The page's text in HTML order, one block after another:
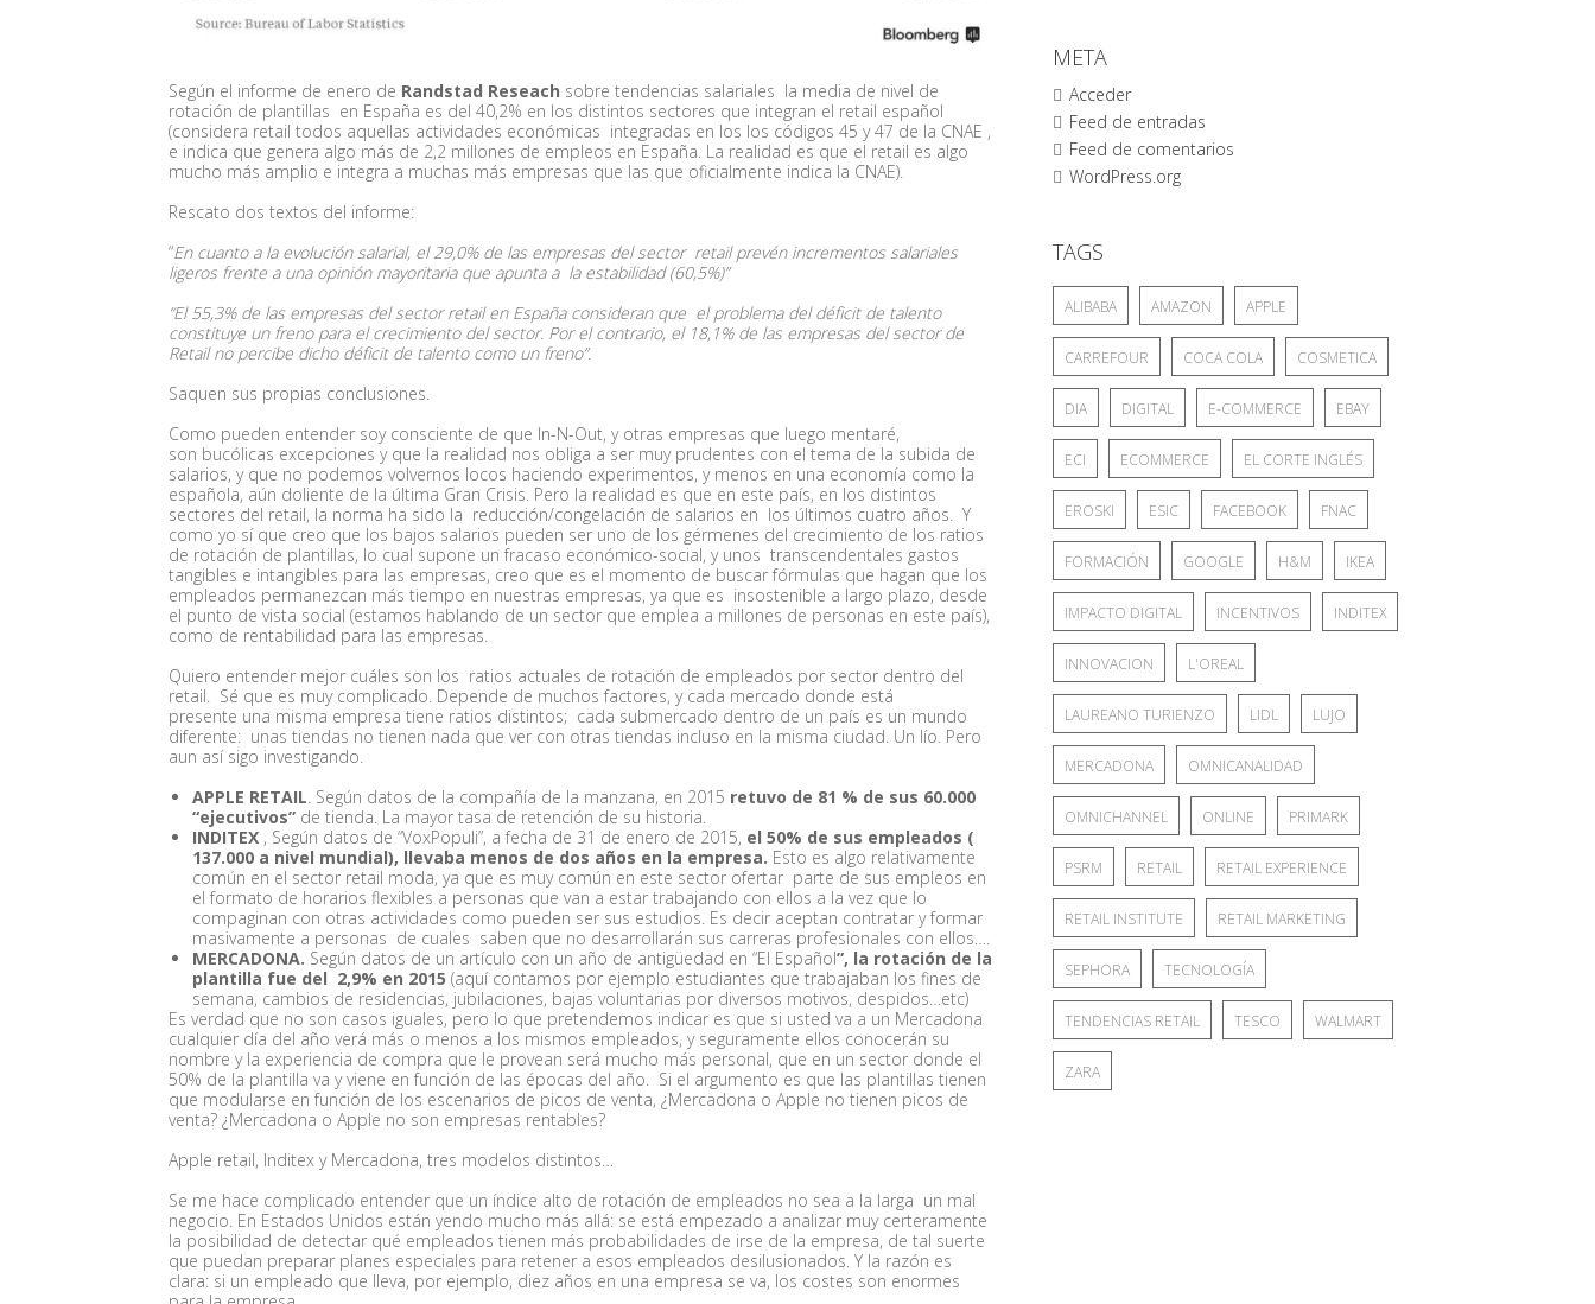
Según el informe de enero de Randstad Reseach sobre tendencias salariales la media de nivel de
rotación de plantillas en España es del 40,2% en los distintos sectores que integran el retail español
(considera retail todos aquellas actividades económicas integradas en los los códigos 45 y 47 de la CNAE ,
e indica que genera algo más de 2,2 millones de empleos en España. La realidad es que el retail es algo
mucho más amplio e integra a muchas más empresas que las que oficialmente indica la CNAE).
Rescato dos textos del informe:
“En cuanto a la evolución salarial, el 29,0% de las empresas del sector retail prevén incrementos salariales
ligeros frente a una opinión mayoritaria que apunta a la estabilidad (60,5%)”
“El 55,3% de las empresas del sector retail en España consideran que el problema del déficit de talento
constituye un freno para el crecimiento del sector. Por el contrario, el 18,1% de las empresas del sector de
Retail no percibe dicho déficit de talento como un freno”.
Saquen sus propias conclusiones.
Como pueden entender soy consciente de que In-N-Out, y otras empresas que luego mentaré,
son bucólicas excepciones y que la realidad nos obliga a ser muy prudentes con el tema de la subida de
salarios, y que no podemos volvernos locos haciendo experimentos, y menos en una economía como la
española, aún doliente de la última Gran Crisis. Pero la realidad es que en este país, en los distintos
sectores del retail, la norma ha sido la reducción/congelación de salarios en los últimos cuatro años. Y
como yo sí que creo que los bajos salarios pueden ser uno de los gérmenes del crecimiento de los ratios
de rotación de plantillas, lo cual supone un fracaso económico-social, y unos transcendentales gastos
tangibles e intangibles para las empresas, creo que es el momento de buscar fórmulas que hagan que los
empleados permanezcan más tiempo en nuestras empresas, ya que es insostenible a largo plazo, desde
el punto de vista social (estamos hablando de un sector que emplea a millones de personas en este país),
como de rentabilidad para las empresas.
Quiero entender mejor cuáles son los ratios actuales de rotación de empleados por sector dentro del
retail. Sé que es muy complicado. Depende de muchos factores, y cada mercado donde está
presente una misma empresa tiene ratios distintos; cada submercado dentro de un país es un mundo
diferente: unas tiendas no tienen nada que ver con otras tiendas incluso en la misma ciudad. Un lío. Pero
aun así sigo investigando.
APPLE RETAIL. Según datos de la compañía de la manzana, en 2015 retuvo de 81 % de sus 60.000
“ejecutivos” de tienda. La mayor tasa de retención de su historia.
INDITEX , Según datos de “VoxPopuli”, a fecha de 31 de enero de 2015, el 50% de sus empleados (
137.000 a nivel mundial), llevaba menos de dos años en la empresa. Esto es algo relativamente
común en el sector retail moda, ya que es muy común en este sector ofertar parte de sus empleos en
el formato de horarios flexibles a personas que van a estar trabajando con ellos a la vez que lo
compaginan con otras actividades como pueden ser sus estudios. Es decir aceptan contratar y formar
masivamente a personas de cuales saben que no desarrollarán sus carreras profesionales con ellos….
MERCADONA. Según datos de un artículo con un año de antigüedad en “El Español”, la rotación de la
plantilla fue del 2,9% en 2015 (aquí contamos por ejemplo estudiantes que trabajaban los fines de
semana, cambios de residencias, jubilaciones, bajas voluntarias por diversos motivos, despidos…etc)
Es verdad que no son casos iguales, pero lo que pretendemos indicar es que si usted va a un Mercadona
cualquier día del año verá más o menos a los mismos empleados, y seguramente ellos conocerán su
nombre y la experiencia de compra que le provean será mucho más personal, que en un sector donde el
50% de la plantilla va y viene en función de las épocas del año. Si el argumento es que las plantillas tienen
que modularse en función de los escenarios de picos de venta, ¿Mercadona o Apple no tienen picos de
venta? ¿Mercadona o Apple no son empresas rentables?
Apple retail, Inditex y Mercadona, tres modelos distintos…
Se me hace complicado entender que un índice alto de rotación de empleados no sea a la larga un mal
negocio. En Estados Unidos están yendo mucho más allá: se está empezado a analizar muy certeramente
la posibilidad de detectar qué empleados tienen más probabilidades de irse de la empresa, de tal suerte
que puedan preparar planes especiales para retener a esos empleados desilusionados. Y la razón es
clara: si un empleado que lleva, por ejemplo, diez años en una empresa se va, los costes son enormes
META
Acceder
Feed de entradas
Feed de comentarios
WordPress.org
TAGS
ALIBABA AMAZON APPLE
CARREFOUR COCA COLA COSMETICA
DIA DIGITAL E-COMMERCE EBAY
ECI ECOMMERCE EL CORTE INGLÉS
EROSKI ESIC FACEBOOK FNAC
FORMACIÓN GOOGLE H&M IKEA
IMPACTO DIGITAL INCENTIVOS INDITEX
INNOVACION L'OREAL
LAUREANO TURIENZO LIDL LUJO
MERCADONA OMNICANALIDAD
OMNICHANNEL ONLINE PRIMARK
PSRM RETAIL RETAIL EXPERIENCE
RETAIL INSTITUTE RETAIL MARKETING
SEPHORA TECNOLOGÍA
TENDENCIAS RETAIL TESCO WALMART
ZARA